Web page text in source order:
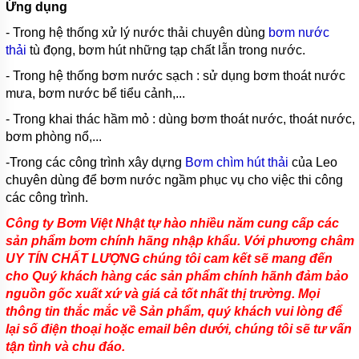
APP
MÁY
BƠM
HÚT
NƯỚC
THẢI
NATION
PUMP
MÁY
CHÌM
HÚT
THẢI
SEALAND
MÁY
BƠM
CHÌM
HÚT
NƯỚC
THẢI
MASTRA
Ứng dụng
- Trong hệ thống xử lý nước thải chuyên dùng bơm nước
thải tù đọng, bơm hút những tạp chất lẫn trong nước.
- Trong hệ thống bơm nước sạch : sử dụng bơm thoát nước
mưa, bơm nước bể tiểu cảnh,...
- Trong khai thác hầm mỏ : dùng bơm thoát nước, thoát nước,
bơm phòng nổ,...
-Trong các công trình xây dựng Bơm chìm hút thải của Leo
chuyên dùng để bơm nước ngầm phục vụ cho việc thi công
các công trình.
Công ty Bơm Việt Nhật tự hào nhiều năm cung cấp các
sản phẩm bơm chính hãng nhập khẩu. Với phương châm
UY TÍN CHẤT LƯỢNG chúng tôi cam kết sẽ mang đến
cho Quý khách hàng các sản phẩm chính hãnh đảm bảo
nguồn gốc xuất xứ và giá cả tốt nhất thị trường. Mọi
thông tin thắc mắc về Sản phẩm, quý khách vui lòng để
lại số điện thoại hoặc email bên dưới, chúng tôi sẽ tư vấn
tận tình và chu đáo.